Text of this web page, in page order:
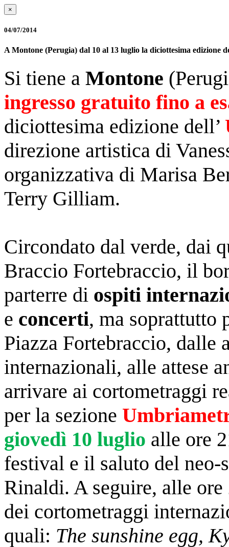
×
04/07/2014
A Montone (Perugia) dal 10 al 13 luglio la diciottesima
Si tiene a Montone
ingresso gratuito fino a
diciottesima edizione dell’
direzione artistica di
organizzativa di Marisa
Terry Gilliam.
Circondato dal verde, dai
Braccio Fortebraccio, il
parterre di ospiti
e concerti, ma soprattutto
Piazza Fortebraccio, dalle
internazionali, alle attese
arrivare ai cortometraggi
per la sezione
giovedì 10 luglio alle ore
festival e il saluto del
Rinaldi. A seguire, alle
dei cortometraggi
quali: The sunshine egg,